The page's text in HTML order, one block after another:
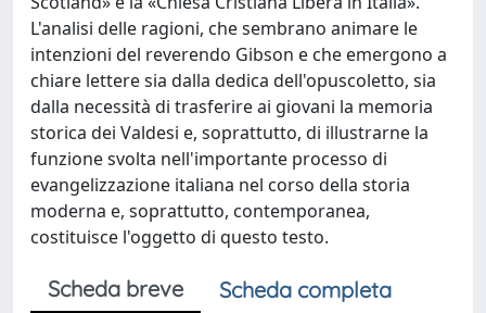
L'analisi delle ragioni, che sembrano animare le
intenzioni del reverendo Gibson e che emergono a
chiare lettere sia dalla dedica dell'opuscoletto, sia
dalla necessità di trasferire ai giovani la memoria
storica dei Valdesi e, soprattutto, di illustrarne la
funzione svolta nell'importante processo di
evangelizzazione italiana nel corso della storia
moderna e, soprattutto, contemporanea,
costituisce l'oggetto di questo testo.
Scheda breve
Scheda completa